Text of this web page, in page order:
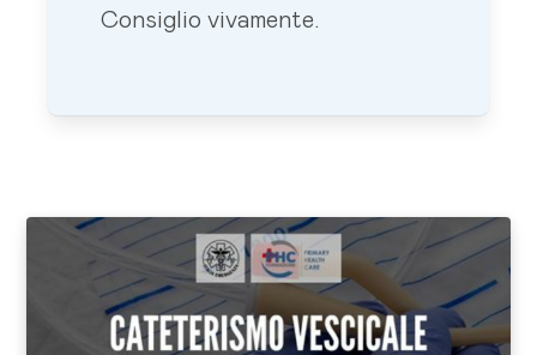
Consiglio vivamente.